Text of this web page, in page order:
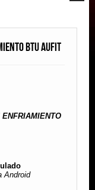
BTU AUFIT
Android